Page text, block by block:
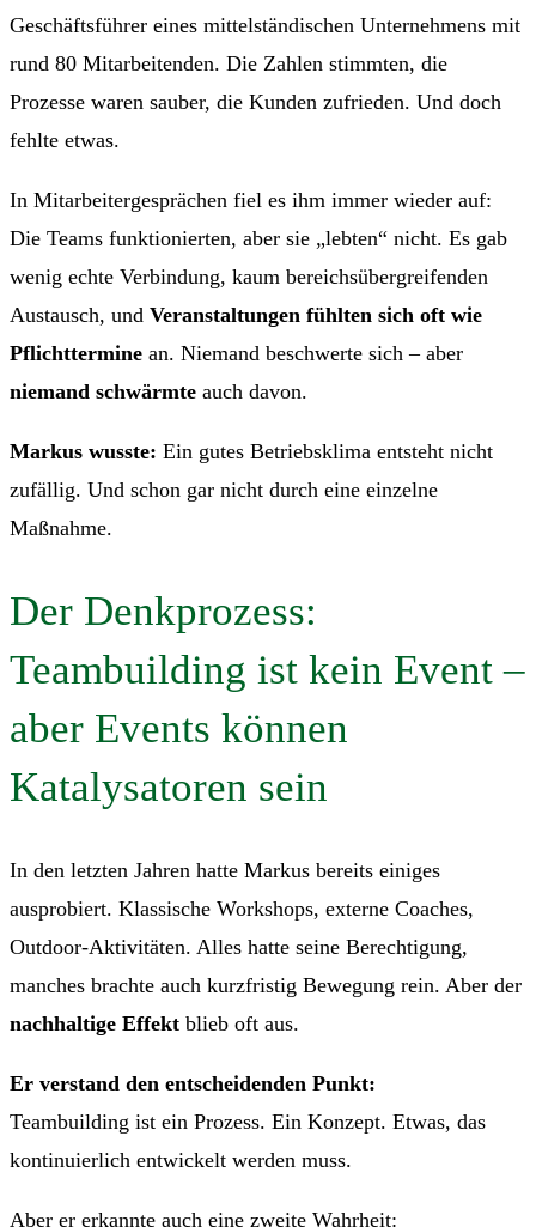
Geschäftsführer eines mittelständischen Unternehmens mit
rund 80 Mitarbeitenden. Die Zahlen stimmten, die
Prozesse waren sauber, die Kunden zufrieden. Und doch
fehlte etwas.
In Mitarbeitergesprächen fiel es ihm immer wieder auf:
Die Teams funktionierten, aber sie „lebten“ nicht. Es gab
wenig echte Verbindung, kaum bereichsübergreifenden
Austausch, und Veranstaltungen fühlten sich oft wie
Pflichttermine an. Niemand beschwerte sich – aber
niemand schwärmte auch davon.
Markus wusste: Ein gutes Betriebsklima entsteht nicht
zufällig. Und schon gar nicht durch eine einzelne
Maßnahme.
Der Denkprozess:
Teambuilding ist kein Event –
aber Events können
Katalysatoren sein
In den letzten Jahren hatte Markus bereits einiges
ausprobiert. Klassische Workshops, externe Coaches,
Outdoor-Aktivitäten. Alles hatte seine Berechtigung,
manches brachte auch kurzfristig Bewegung rein. Aber der
nachhaltige Effekt blieb oft aus.
Er verstand den entscheidenden Punkt:
Teambuilding ist ein Prozess. Ein Konzept. Etwas, das
kontinuierlich entwickelt werden muss.
Aber er erkannte auch eine zweite Wahrheit: